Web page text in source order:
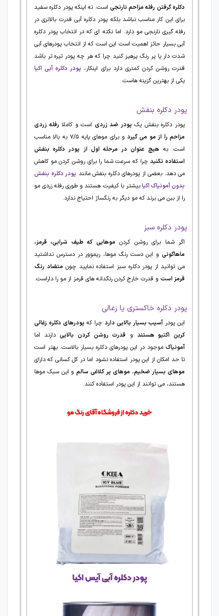
دکلره گرفتن رفله مزاحم نارنجی است. نه اینکه پودر دکلره سفید
برای این کار مناسب نباشد بلکه پودر دکلره آبی قدرت بالاتری در
رفله گیری نارنجی مو دارد. اما نکته ای که در انتخاب پودر دکلره
آبی بسیار حائز اهمیت است این است که از انتخاب پودرهای آبی
شدت دار یا پر رنگ پرهیز کنید چرا که هر چه پودر تیره تر باشد
قدرت روشن کردن کمتری دارد برای اینکار، پودر دکلره آبی اکیا
یکی از بهترین گزینه هاست.
پودر دکلره بنفش
پودر دکلره بنفش یک پودر ضد زردی است و کاملا رفله زردی
مزاحم را از مو می گیرد
و برای موهای پایه ۷/۵ به بالا مناسب
است. به هیچ عنوان در مرحله اول از پودر دکلره بنفش
استفاده نکنیدچرا که سرعت شما را برای روشن کردن مو کاهش
می دهد. بعضی از پودرهای دکلره بنفش مانند پودر دکلره بنفش
بدون آمونیاک اکیابیشتر با کیفیت هستند و طوری رفله زردی مو
را از ببن می برند که مو دیگر به رنگساژ احتیاج ندارد.
پودر دکلره سبز
اگر شما برای روشن کردن موهایی که طیف شرابی، قرمز،
ماهاگونی و این دست رنگ موها، ریموور در دسترس نداشتید
می توانید از پودر دکلره سبز استفاده نمایید چون متضاد رنگ
قرمز است و قدرت خارج کردن رنگدانه های قرمز از مو را داراست.
پودر دکلره خاکستری یا زغالی
این پودر آسیب بسیار بالایی داردچرا که پودرهای دکلره زغالی
کربن اکتیو هستند و قدرت روشن کردن بالاییدارند اما
آمونیاک موجود در این‌ پودرهای دکلره بسیار بالاست. بهتر است
تا حد امکان از این پودر استفاده نشود اما در کل کسانی که دارای
موهای بسیار ضخیم، موهای پر کلاغی سالمو این سبک موها
هستند، می توانند از این پودر استفاده کنند.
خرید دکلره از فروشگاه آقای رنگ مو
پودر دکلره آبی آیس اکیا